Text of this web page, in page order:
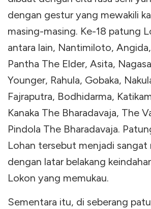
dengan gestur yang mewakili
masing-masing. Ke-18 patung
antara lain, Nantimiloto,
Pantha The Elder, Asita,
Younger, Rahula, Gobaka,
Fajraputra, Bodhidarma,
Kanaka The Bharadavaja, The
Pindola The Bharadavaja.
Lohan tersebut menjadi sangat
dengan latar belakang
Lokon yang memukau.
Sementara itu, di seberang